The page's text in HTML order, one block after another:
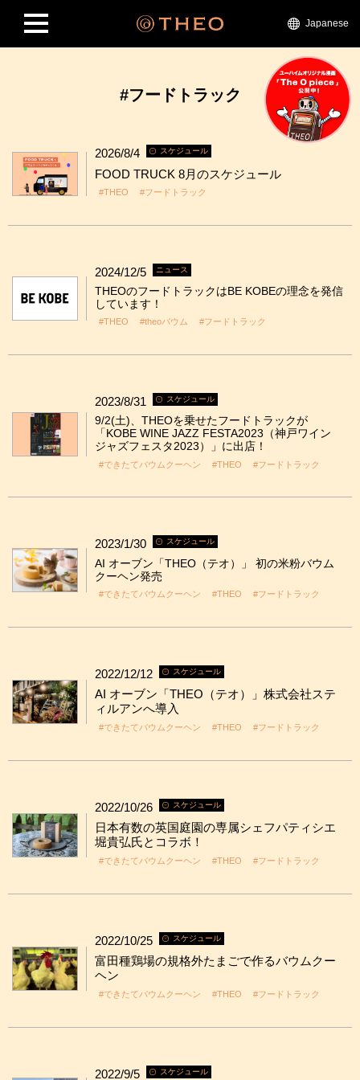
Japanese
#フードトラック
2026/8/4 スケジュール
FOOD TRUCK 8月のスケジュール
#THEO #フードトラック
2024/12/5 ニュース
THEOのフードトラックはBE KOBEの理念を発信
しています！
#THEO #theoバウム #フードトラック
2023/8/31 スケジュール
9/2(土)、THEOを乗せたフードトラックが
「KOBE WINE JAZZ FESTA2023（神戸ワイン
ジャズフェスタ2023）」に出店！
#できたてバウムクーヘン #THEO #フードトラック
2023/1/30 スケジュール
AI オーブン「THEO（テオ）」 初の米粉バウム
クーヘン発売
#できたてバウムクーヘン #THEO #フードトラック
2022/12/12 スケジュール
AI オーブン「THEO（テオ）」株式会社ステ
ィルアンへ導入
#できたてバウムクーヘン #THEO #フードトラック
2022/10/26 スケジュール
日本有数の英国庭園の専属シェフパティシエ
堀貴弘氏とコラボ！
#できたてバウムクーヘン #THEO #フードトラック
2022/10/25 スケジュール
富田種鶏場の規格外たまごで作るバウムクー
ヘン
#できたてバウムクーヘン #THEO #フードトラック
2022/9/5 スケジュール